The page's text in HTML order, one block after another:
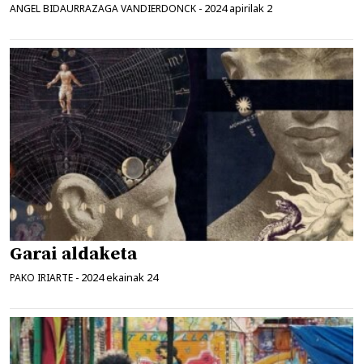
ANGEL BIDAURRAZAGA VANDIERDONCK - 2024 apirilak 2
Garai aldaketa
PAKO IRIARTE - 2024 ekainak 24